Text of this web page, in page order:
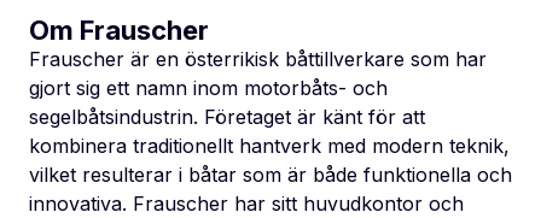
Om Frauscher
Frauscher är en österrikisk båttillverkare som har
gjort sig ett namn inom motorbåts- och
segelbåtsindustrin. Företaget är känt för att
kombinera traditionellt hantverk med modern teknik,
vilket resulterar i båtar som är både funktionella och
innovativa. Frauscher har sitt huvudkontor och